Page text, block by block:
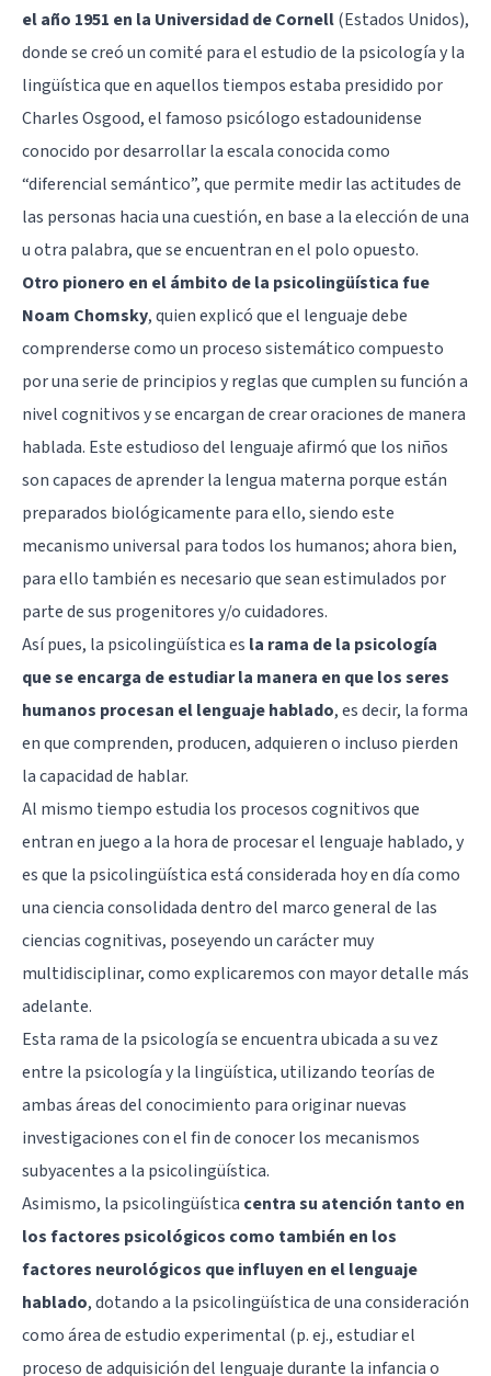
el año 1951 en la Universidad de Cornell(Estados Unidos),
donde se creó un comité para el estudio de la psicología y la
lingüística que en aquellos tiempos estaba presidido por
Charles Osgood, el famoso psicólogo estadounidense
conocido por desarrollar la escala conocida como
“diferencial semántico”, que permite medir las actitudes de
las personas hacia una cuestión, en base a la elección de una
u otra palabra, que se encuentran en el polo opuesto.
Otro pionero en el ámbito de la psicolingüística fue
Noam Chomsky, quien explicó que el lenguaje debe
comprenderse como un proceso sistemático compuesto
por una serie de principios y reglas que cumplen su función a
nivel cognitivos y se encargan de crear oraciones de manera
hablada. Este estudioso del lenguaje afirmó que los niños
son capaces de aprender la lengua materna porque están
preparados biológicamente para ello, siendo este
mecanismo universal para todos los humanos; ahora bien,
para ello también es necesario que sean estimulados por
parte de sus progenitores y/o cuidadores.
Así pues, la psicolingüística es la rama de la psicología
que se encarga de estudiar la manera en que los seres
humanos procesan el lenguaje hablado, es decir, la forma
en que comprenden, producen, adquieren o incluso pierden
la capacidad de hablar.
Al mismo tiempo estudia los procesos cognitivos que
entran en juego a la hora de procesar el lenguaje hablado, y
es que la psicolingüística está considerada hoy en día como
una ciencia consolidada dentro del marco general de las
ciencias cognitivas, poseyendo un carácter muy
multidisciplinar, como explicaremos con mayor detalle más
adelante.
Esta rama de la psicología se encuentra ubicada a su vez
entre la psicología y la lingüística, utilizando teorías de
ambas áreas del conocimiento para originar nuevas
investigaciones con el fin de conocer los mecanismos
subyacentes a la psicolingüística.
Asimismo, la psicolingüística centra su atención tanto en
los factores psicológicos como también en los
factores neurológicos que influyen en el lenguaje
hablado, dotando a la psicolingüística de una consideración
como área de estudio experimental (p. ej., estudiar el
proceso de adquisición del lenguaje durante la infancia o